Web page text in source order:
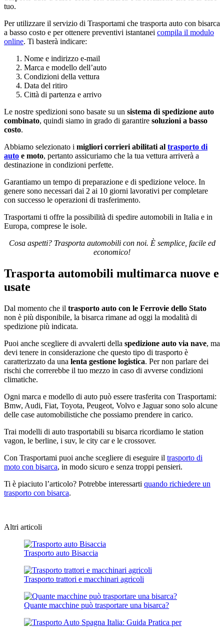
tuo.
Per utilizzare il servizio di Trasportami che trasporta auto con bisarca
a basso costo e per ottenere preventivi istantanei compila il modulo
online. Ti basterà indicare:
Nome e indirizzo e-mail
Marca e modello dell’auto
Condizioni della vettura
Data del ritiro
Città di partenza e arrivo
Le nostre spedizioni sono basate su un sistema di spedizione auto
combinato, quindi siamo in grado di garantire soluzioni a basso
costo.
Abbiamo selezionato i migliori corrieri abilitati al trasporto di
auto e moto, pertanto assicuriamo che la tua vettura arriverà a
destinazione in condizioni perfette.
Garantiamo un tempo di preparazione e di spedizione veloce. In
genere sono necessari dai 2 ai 10 giorni lavorativi per completare
con successo le operazioni di trasferimento.
Trasportami ti offre la possibilità di spedire automobili in Italia e in
Europa, comprese le isole.
Cosa aspetti? Trasporta automobili con noi. È semplice, facile ed
economico!
Trasporta automobili multimarca nuove e
usate
Dal momento che il trasporto auto con le Ferrovie dello Stato
non è più disponibile, la bisarca rimane ad oggi la modalità di
spedizione più indicata.
Puoi anche scegliere di avvalerti della spedizione auto via nave, ma
devi tenere in considerazione che questo tipo di trasporto è
caratterizzato da una lenta gestione logistica. Per non parlare dei
rischi che correrebbe il tuo mezzo in caso di avverse condizioni
climatiche.
Ogni marca e modello di auto può essere trasferita con Trasportami:
Bmw, Audi, Fiat, Toyota, Peugeot, Volvo e Jaguar sono solo alcune
delle case automobilistiche che possiamo prendere in carico.
Trai modelli di auto trasportabili su bisarca ricordiamo le station
vagon, le berline, i suv, le city car e le crossover.
Con Trasportami puoi anche scegliere di eseguire il trasporto di
moto con bisarca, in modo sicuro e senza troppi pensieri.
Ti è piaciuto l’articolo? Potrebbe interessarti quando richiedere un
trasporto con bisarca.
Altri articoli
Trasporto auto Bisaccia
Trasporto trattori e macchinari agricoli
Quante macchine può trasportare una bisarca?